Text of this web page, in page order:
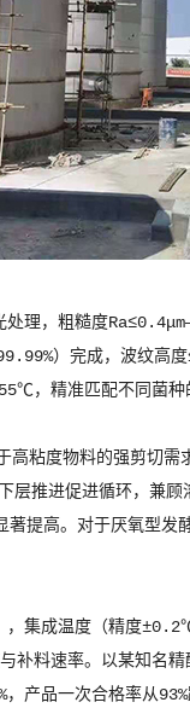
理，粗糙度
）完成，波纹高
，精准匹配不同菌种
粘度物料的强剪切需
推进促进循环，兼
提高。对于厌氧型
，集成温度（精度
料速率。以某知名
产品一次合格率从93%